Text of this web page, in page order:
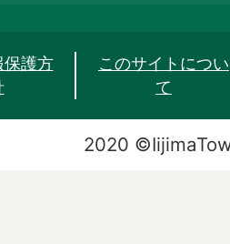
保護方
このサイトについ
て
2020